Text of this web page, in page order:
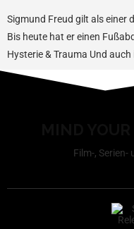
Sigmund Freud gilt als einer
Bis heute hat er einen
Hysterie & Trauma Und
Film-, Serien-